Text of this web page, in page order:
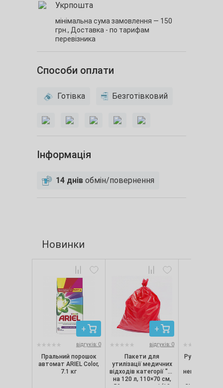
Укрпошта
мінімальна сума замовлення — 150
грн., Доставка - по тарифам
перевізника
Способи оплати
Готівка Безготівковий
Інформація
14 днів обмін/повернення
Новинки
відгуків: 0
Пральний порошок
автомат ARIEL Color,
7.1 кг
відгуків: 0
Пакети для
утилізації медичних
відходів категорії "B"
на 120 л, 110×70 см,
Рукавички
непопудрені,